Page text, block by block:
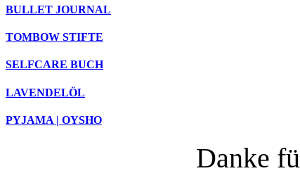
BULLET JOURNAL
TOMBOW STIFTE
SELFCARE BUCH
LAVENDELÖL
PYJAMA | OYSHO
Danke